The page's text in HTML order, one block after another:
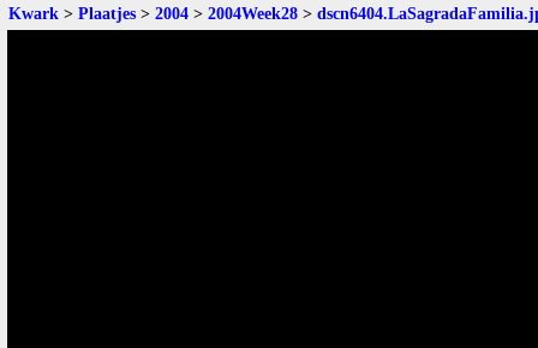
Kwark > Plaatjes > 2004 > 2004Week28 >